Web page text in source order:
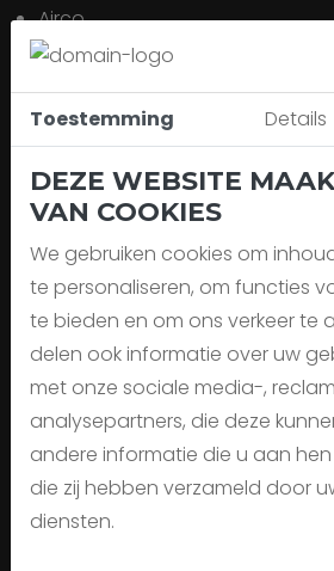
Airco
Airconditioning, handgeschakeld
Alarm klasse 1(startblokkering)
Android Auto
Anti Blokkeer Systeem
Anti doorSlip Regeling
Apple Carplay
Apple Carplay/Android Auto
Armsteun voor
Automatische afstandsregeling
Autonomous Emergency
Bestuurdersstoel in hoogte
Bluetooth
Boordcomputer
Brake Assist System
Toestemming Details
DEZE WEBSITE
VAN COOKIES
We gebruiken cookies om
te personaliseren, om functies
te bieden en om ons verkeer te
delen ook informatie over uw
met onze sociale media-,
analysepartners, die deze
andere informatie die u aan
die zij hebben verzameld door
diensten.